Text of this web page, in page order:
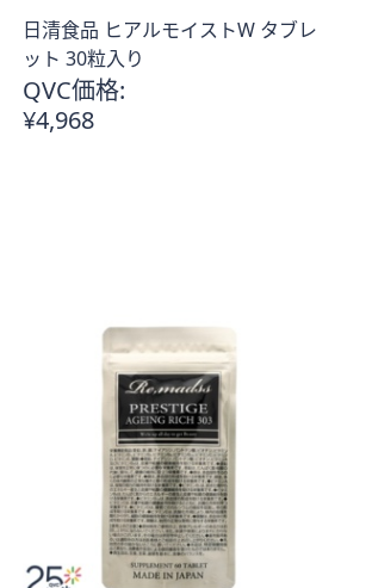
日清食品 ヒアルモイストW タブレ
ット 30粒入り
QVC価格:
¥4,968